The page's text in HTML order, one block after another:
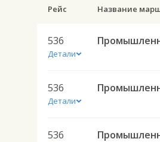
Рейс Название
536
Детали
536
Детали
536